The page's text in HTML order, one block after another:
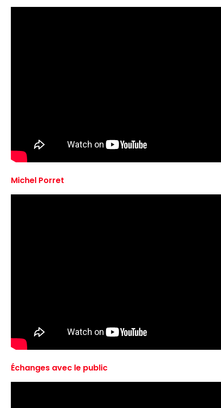
Michel Porret
Échanges avec le public